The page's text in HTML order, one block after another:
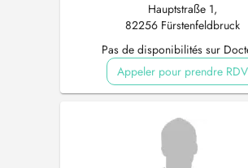
Hauptstraße 1,
82256 Fürstenfeldbruck
Pas de disponibilités sur
Appeler pour prendre RDV